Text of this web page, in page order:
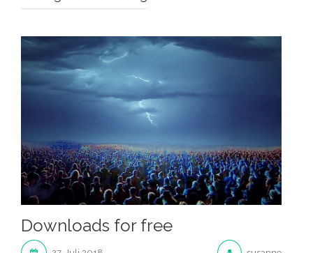
Downloads for free